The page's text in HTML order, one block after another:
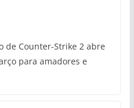
de Counter-Strike 2 abre
para amadores e